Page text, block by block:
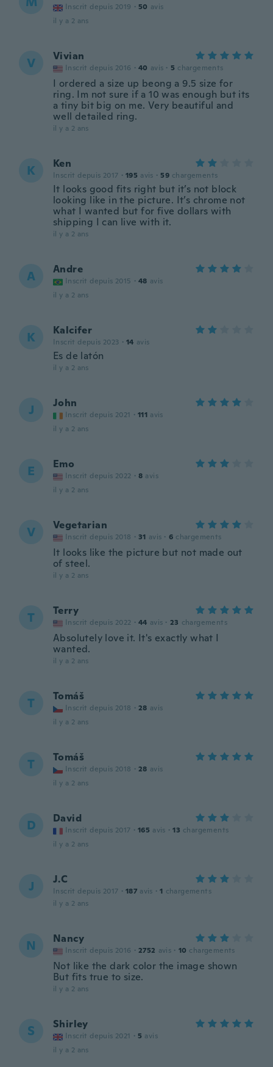
Inscrit depuis 2019 · 50 avis
il y a 2 ans
V Vivian
Inscrit depuis 2016 · 40 avis · 5 chargements
I ordered a size up beong a 9.5 size for
ring. Im not sure if a 10 was enough but its
a tiny bit big on me. Very beautiful and
well detailed ring.
il y a 2 ans
K Ken
Inscrit depuis 2017 · 195 avis · 59 chargements
It looks good fits right but it’s not block
looking like in the picture. It’s chrome not
what I wanted but for five dollars with
shipping I can live with it.
il y a 2 ans
A Andre
Inscrit depuis 2015 · 48 avis
il y a 2 ans
K Kalcifer
Inscrit depuis 2023 · 14 avis
Es de latón
il y a 2 ans
J John
Inscrit depuis 2021 · 111 avis
il y a 2 ans
E Emo
Inscrit depuis 2022 · 8 avis
il y a 2 ans
V Vegetarian
Inscrit depuis 2018 · 31 avis · 6 chargements
It looks like the picture but not made out
of steel.
il y a 2 ans
T Terry
Inscrit depuis 2022 · 44 avis · 23 chargements
Absolutely love it. It's exactly what I
wanted.
il y a 2 ans
T Tomáš
Inscrit depuis 2018 · 28 avis
il y a 2 ans
T Tomáš
Inscrit depuis 2018 · 28 avis
il y a 2 ans
D David
Inscrit depuis 2017 · 165 avis · 13 chargements
il y a 2 ans
J J.C
Inscrit depuis 2017 · 187 avis · 1 chargements
il y a 2 ans
N Nancy
Inscrit depuis 2016 · 2752 avis · 10 chargements
Not like the dark color the image shown
But fits true to size.
il y a 2 ans
S Shirley
Inscrit depuis 2021 · 5 avis
il y a 2 ans